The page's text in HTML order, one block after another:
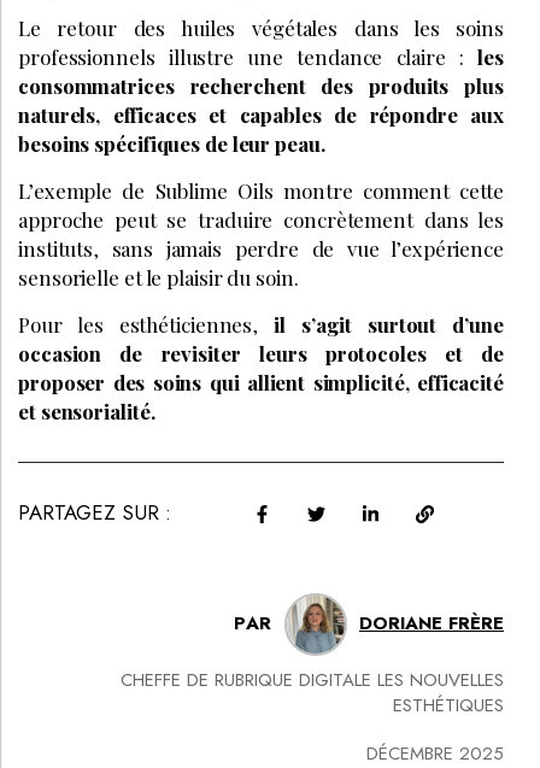
Le retour des huiles végétales dans les soins
professionnels illustre une tendance claire : les
consommatrices recherchent des produits plus
naturels, efficaces et capables de répondre aux
besoins spécifiques de leur peau.
L’exemple de Sublime Oils montre comment cette
approche peut se traduire concrètement dans les
instituts, sans jamais perdre de vue l’expérience
sensorielle et le plaisir du soin.
Pour les esthéticiennes, il s’agit surtout d’une
occasion de revisiter leurs protocoles et de
proposer des soins qui allient simplicité, efficacité
et sensorialité.
PARTAGEZ SUR :
PAR DORIANE FRÈRE
CHEFFE DE RUBRIQUE DIGITALE LES NOUVELLES
ESTHÉTIQUES
DÉCEMBRE 2025